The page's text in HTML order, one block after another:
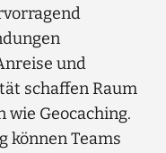
und
schaffen Raum
Geocaching.
können Teams